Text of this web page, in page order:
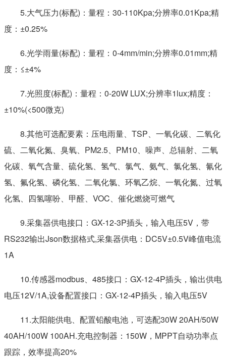
与传统的超声波气象站相比，我司产品克服了对高精度计
时器的需求，避免了因传感器启动延时、解调电路延时、温度
变化而造成的测量不准问题。
5.大气压力(标配)：量程：30-110Kpa;分辨率0.01Kpa;精
度：±0.25%
6.光学雨量(标配)：量程：0-4mm/min;分辨率0.01mm;精
度：≤±4%
7.光照度(标配)：量程：0-20W LUX;分辨率1lux;精度：
±10%(<500微克)
8.其他可选配要素：压电雨量、TSP、一氧化碳、二氧化
硫、二氧化氮、臭氧、PM2.5、PM10、噪声、总辐射、二氧
化碳、氧气含量、硫化氢、氢气、氯气、氨气、氯化氢、氰化
氢、氟化氢、磷化氢、二氧化氯、环氧乙烷、一氧化氮、过氧
化氢、四氢噻吩、甲醛、VOC、催化燃烧可燃气
9.采集器供电接口：GX-12-3P插头，输入电压5V，带
RS232输出Json数据格式,采集器供电：DC5V±0.5V峰值电流
1A
10.传感器modbus、485接口：GX-12-4P插头，输出供电
电压12V/1A,设备配置接口：GX-12-4P插头，输入电压5V
11.太阳能供电、配置铅酸电池，可选配30W 20AH/50W
40AH/100W 100AH.充电控制器：150W，MPPT自动功率点
跟踪，效率提高20%